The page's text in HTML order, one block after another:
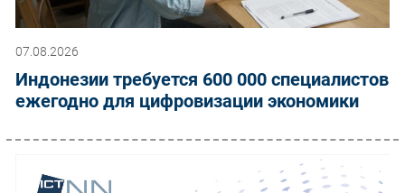
07.08.2026
Индонезии требуется 600 000 специалистов
ежегодно для цифровизации экономики